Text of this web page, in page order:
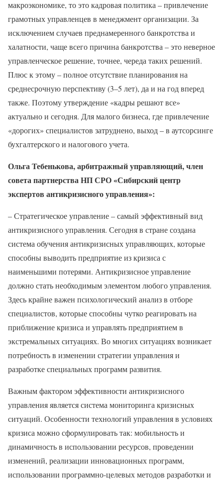
макроэкономике, то это кадровая политика – привлечение
грамотных управленцев в менеджмент организации. За
исключением случаев преднамеренного банкротства и
халатности, чаще всего причина банкротства – это неверное
управленческое решение, точнее, череда таких решений.
Плюс к этому – полное отсутствие планирования на
среднесрочную перспективу (3–5 лет), да и на год вперед
также. Поэтому утверждение «кадры решают все»
актуально и сегодня. Для малого бизнеса, где привлечение
«дорогих» специалистов затруднено, выход – в аутсорсинге
бухгалтерского и налогового учета.
Ольга Тебенькова, арбитражный управляющий, член
совета партнерства НП СРО «Сибирский центр
экспертов антикризисного управления»:
– Стратегическое управление – самый эффективный вид
антикризисного управления. Сегодня в стране создана
система обучения антикризисных управляющих, которые
способны выводить предприятие из кризиса с
наименьшими потерями. Антикризисное управление
должно стать необходимым элементом любого управления.
Здесь крайне важен психологический анализ в отборе
специалистов, которые способны чутко реагировать на
приближение кризиса и управлять предприятием в
экстремальных ситуациях. Во многих ситуациях возникает
потребность в изменении стратегии управления и
разработке специальных программ развития.
Важным фактором эффективности антикризисного
управления является система мониторинга кризисных
ситуаций. Особенности технологий управления в условиях
кризиса можно сформулировать так: мобильность и
динамичность в использовании ресурсов, проведении
изменений, реализации инновационных программ,
использовании программно-целевых методов разработки и